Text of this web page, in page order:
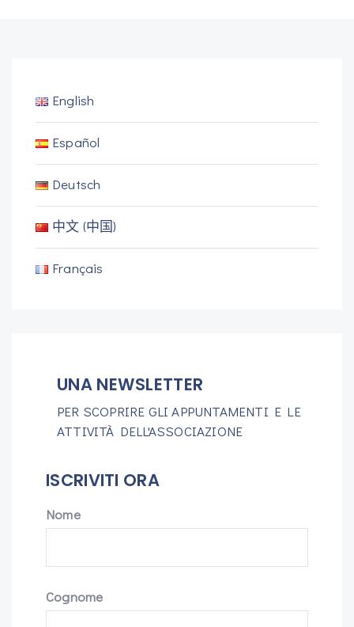
English
Español
Deutsch
中文 (中国)
Français
UNA NEWSLETTER
PER SCOPRIRE GLI APPUNTAMENTI E LE
ATTIVITÀ DELL'ASSOCIAZIONE
ISCRIVITI ORA
Nome
Cognome